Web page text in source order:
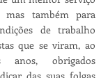
também para
de trabalho
que se viram, ao
obrigados